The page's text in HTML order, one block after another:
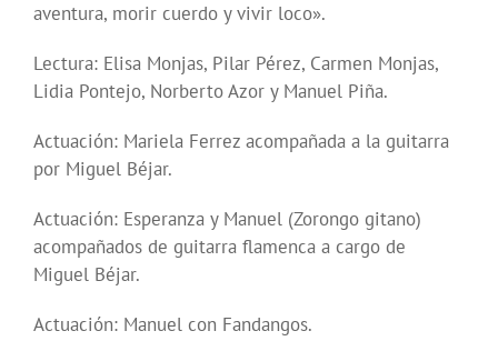
aventura, morir cuerdo y vivir loco».
Lectura: Elisa Monjas, Pilar Pérez, Carmen Monjas,
Lidia Pontejo, Norberto Azor y Manuel Piña.
Actuación: Mariela Ferrez acompañada a la guitarra
por Miguel Béjar.
Actuación: Esperanza y Manuel (Zorongo gitano)
acompañados de guitarra flamenca a cargo de
Miguel Béjar.
Actuación: Manuel con Fandangos.